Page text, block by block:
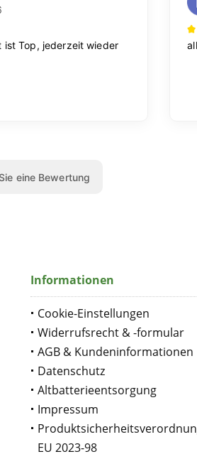
Informationen
Cookie-Einstellungen
Widerrufsrecht & -formular
AGB & Kundeninformationen
Datenschutz
Altbatterieentsorgung
Impressum
EU 2023-98